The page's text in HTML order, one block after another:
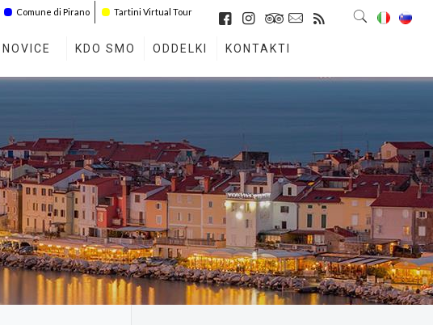
Comune di Pirano Tartini Virtual Tour
NOVICE KDO SMO ODDELKI KONTAKTI